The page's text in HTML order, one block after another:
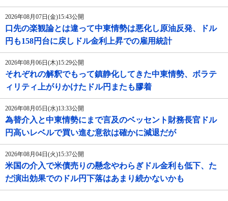
2026年08月07日(金)15:43公開
口先の楽観論とは違って中東情勢は悪化し原油反発、ドル
円も158円台に戻しドル金利上昇での雇用統計
2026年08月06日(木)15:29公開
それぞれの解釈でもって鎮静化してきた中東情勢、ボラテ
ィリティ上がりかけたドル円またも膠着
2026年08月05日(水)13:33公開
為替介入と中東情勢にまで言及のベッセント財務長官ドル
円高いレベルで買い進む意欲は確かに減退だが
2026年08月04日(火)15:37公開
米国の介入で米債売りの懸念やわらぎドル金利も低下、た
だ演出効果でのドル円下落はあまり続かないかも